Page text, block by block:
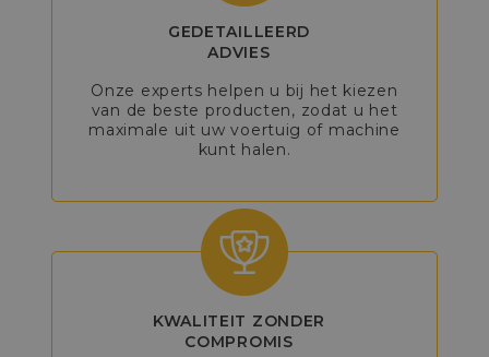
GEDETAILLEERD
ADVIES
Onze experts helpen u bij het kiezen
van de beste producten, zodat u het
maximale uit uw voertuig of machine
kunt halen.
KWALITEIT ZONDER
COMPROMIS